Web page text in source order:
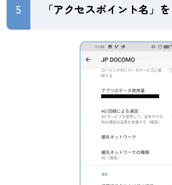
5 「アクセスポイント名」